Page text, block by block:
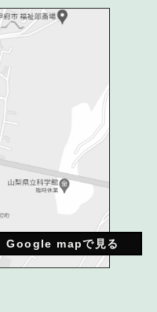
Google mapで見る